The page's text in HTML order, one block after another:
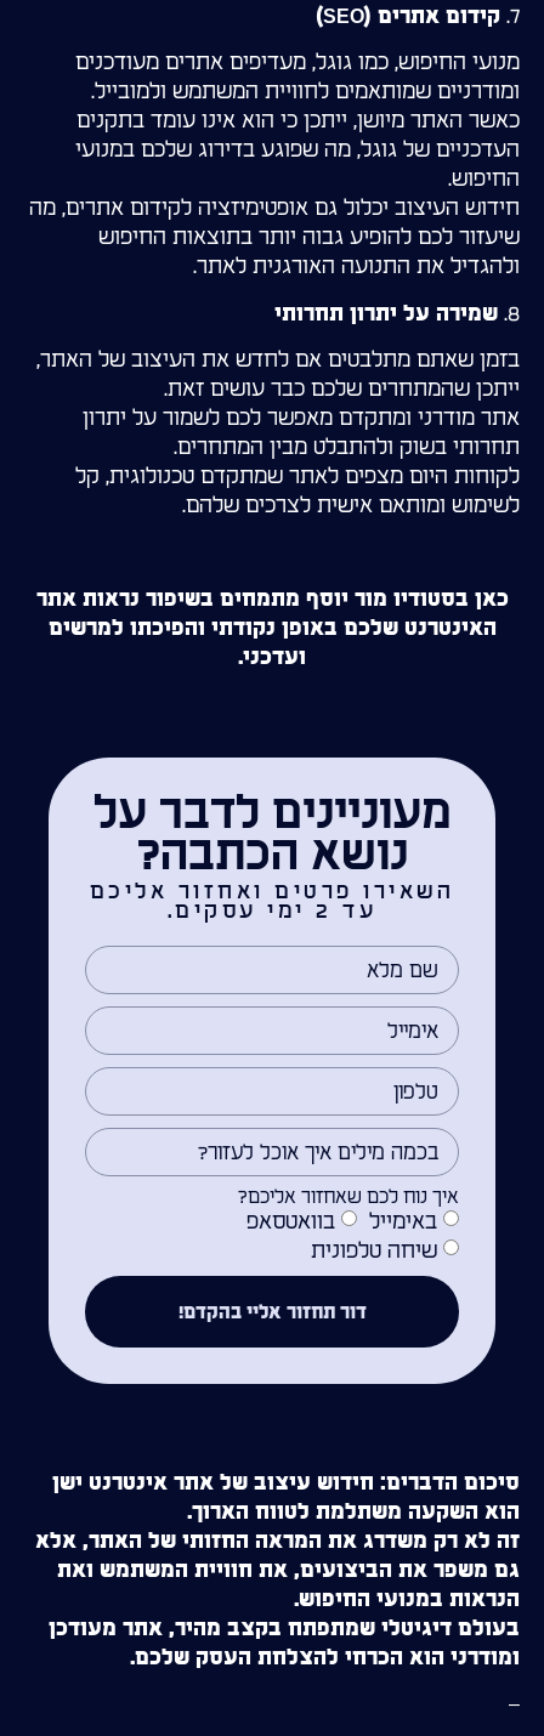
7. קידום אתרים (SEO)
מנועי החיפוש, כמו גוגל, מעדיפים אתרים מעודכנים
ומודרניים שמותאמים לחוויית המשתמש ולמובייל.
כאשר האתר מיושן, ייתכן כי הוא אינו עומד בתקנים
העדכניים של גוגל, מה שפוגע בדירוג שלכם במנועי
החיפוש.
חידוש העיצוב יכלול גם אופטימיזציה לקידום אתרים, מה
שיעזור לכם להופיע גבוה יותר בתוצאות החיפוש
ולהגדיל את התנועה האורגנית לאתר.
8. שמירה על יתרון תחרותי
בזמן שאתם מתלבטים אם לחדש את העיצוב של האתר,
ייתכן שהמתחרים שלכם כבר עושים זאת.
אתר מודרני ומתקדם מאפשר לכם לשמור על יתרון
תחרותי בשוק ולהתבלט מבין המתחרים.
לקוחות היום מצפים לאתר שמתקדם טכנולוגית, קל
לשימוש ומותאם אישית לצרכים שלהם.
כאן בסטודיו מור יוסף מתמחים בשיפור נראות אתר
האינטרנט שלכם באופן נקודתי והפיכתו למרשים
ועדכני.
מעוניינים לדבר על
נושא הכתבה?
השאירו פרטים ואחזור אליכם
עד 2 ימי עסקים.
איך נוח לכם שאחזור אליכם?
באימייל
בוואטסאפ
שיחה טלפונית
דור תחזור אליי בהקדם!
סיכום הדברים: חידוש עיצוב של אתר אינטרנט ישן
הוא השקעה משתלמת לטווח הארוך.
זה לא רק משדרג את המראה החזותי של האתר, אלא
גם משפר את הביצועים, את חוויית המשתמש ואת
הנראות במנועי החיפוש.
בעולם דיגיטלי שמתפתח בקצב מהיר, אתר מעודכן
ומודרני הוא הכרחי להצלחת העסק שלכם.
–